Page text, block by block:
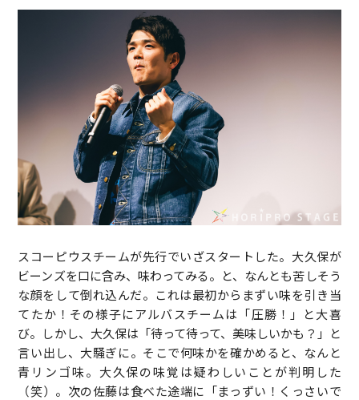
スコーピウスチームが先行でいざスタートした。大久保が
ビーンズを口に含み、味わってみる。と、なんとも苦しそう
な顔をして倒れ込んだ。これは最初からまずい味を引き当
てたか！その様子にアルバスチームは「圧勝！」と大喜
び。しかし、大久保は「待って待って、美味しいかも？」と
言い出し、大騒ぎに。そこで何味かを確かめると、なんと
青リンゴ味。大久保の味覚は疑わしいことが判明した
（笑）。次の佐藤は食べた途端に「まっずい！くっさいで